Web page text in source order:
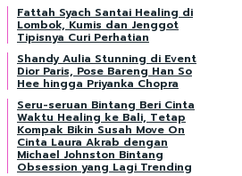
Fattah Syach Santai Healing di
Lombok, Kumis dan Jenggot
Tipisnya Curi Perhatian
Shandy Aulia Stunning di Event
Dior Paris, Pose Bareng Han So
Hee hingga Priyanka Chopra
Seru-seruan Bintang Beri Cinta
Waktu Healing ke Bali, Tetap
Kompak Bikin Susah Move On
Cinta Laura Akrab dengan
Michael Johnston Bintang
Obsession yang Lagi Trending